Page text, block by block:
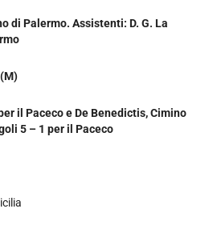
di Palermo. Assistenti: D. G. La
il Paceco e De Benedictis, Cimino
5 – 1 per il Paceco